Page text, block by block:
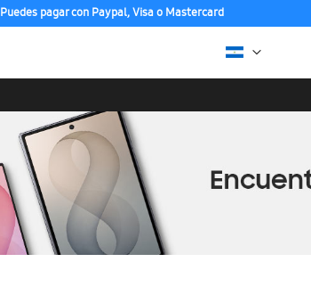
Puedes pagar con Paypal, Visa o Mastercard